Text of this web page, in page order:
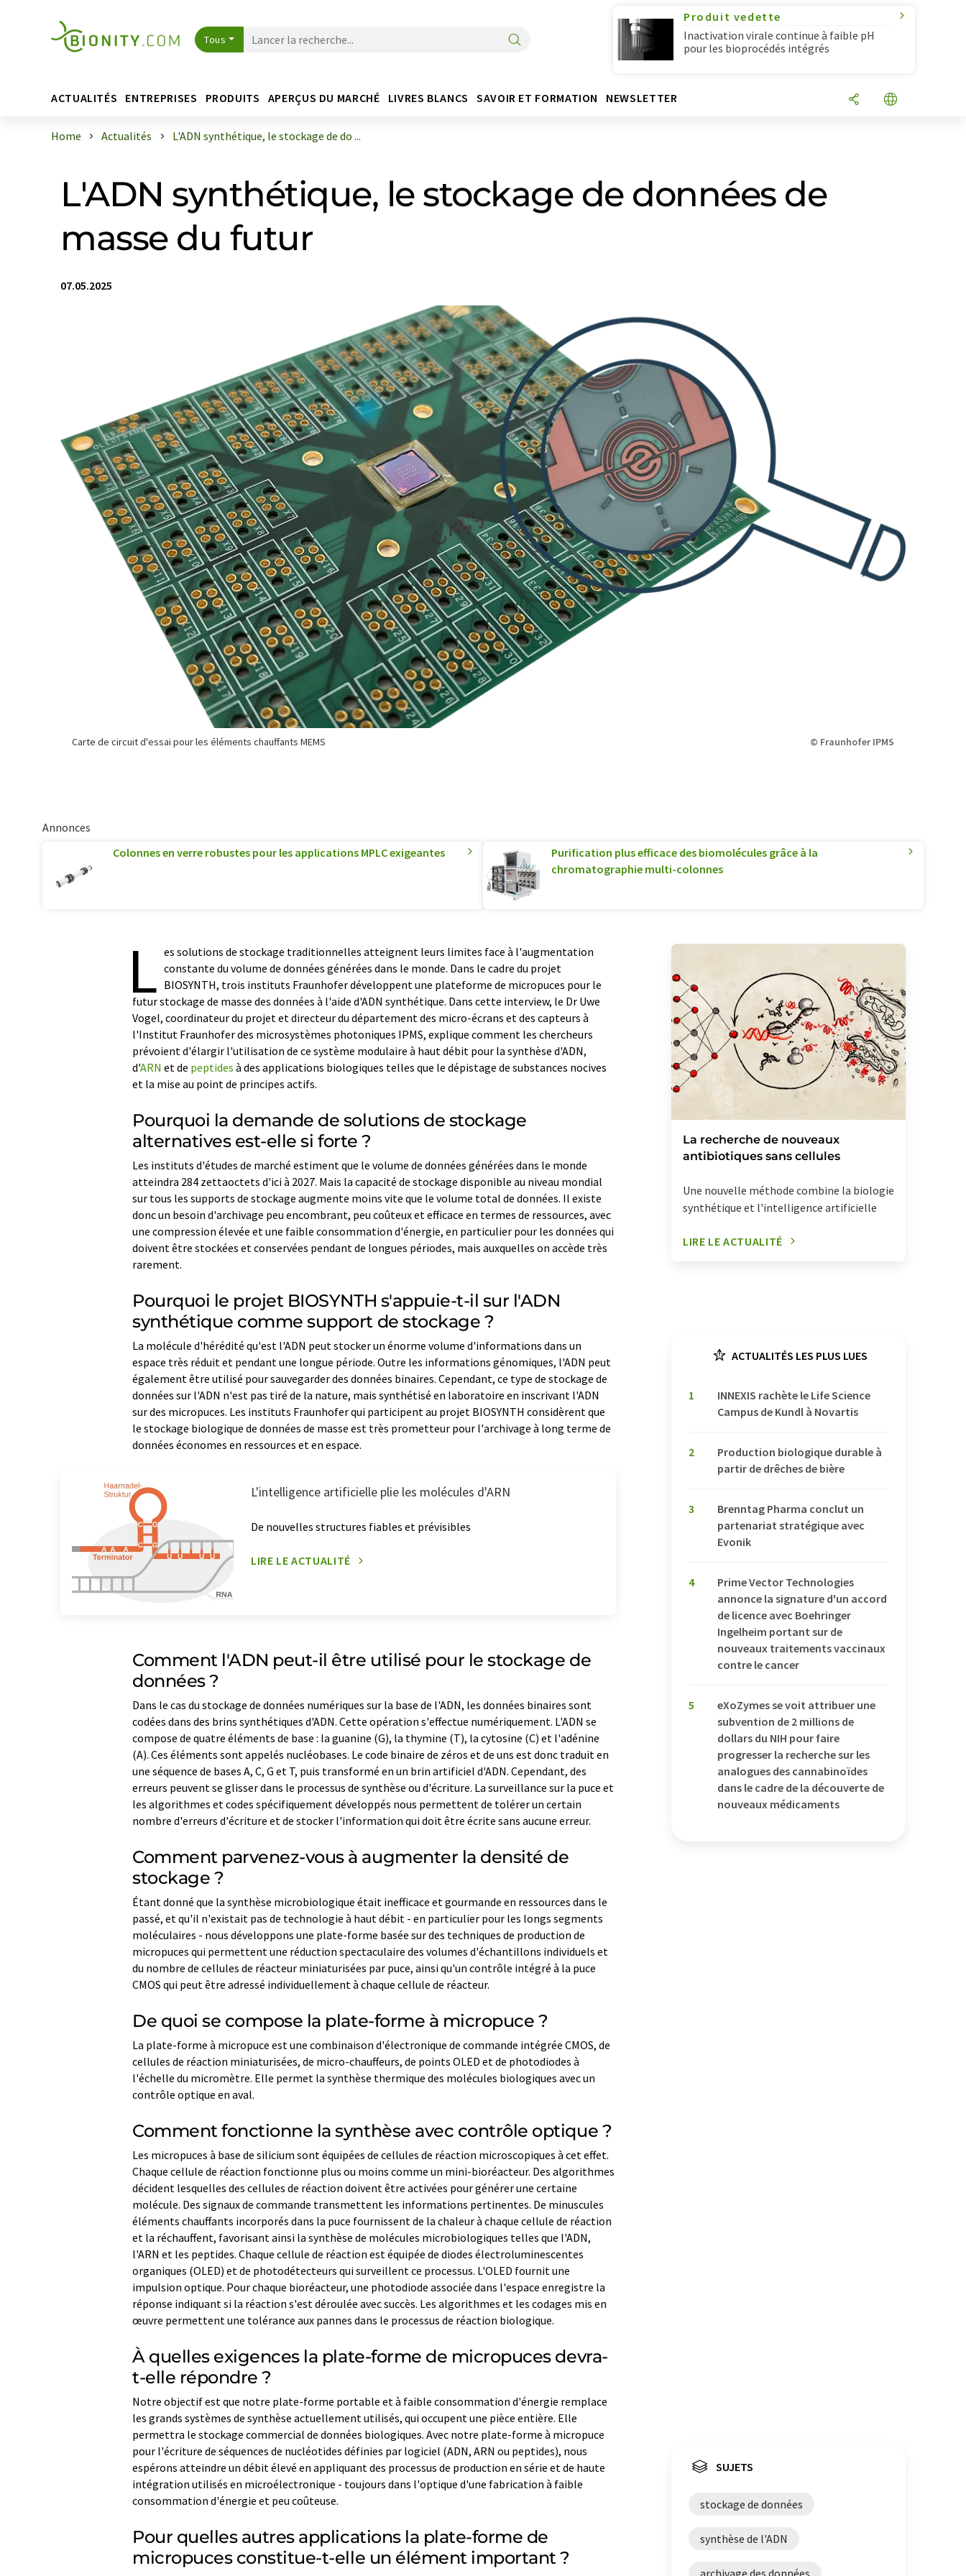
Tous
Produit vedette
Inactivation virale continue à faible pH
pour les bioprocédés intégrés
ACTUALITÉS ENTREPRISES PRODUITS APERÇUS DU MARCHÉ LIVRES BLANCS SAVOIR ET FORMATION NEWSLETTER
Home Actualités L'ADN synthétique, le stockage de do ...
L'ADN synthétique, le stockage de données de
masse du futur
07.05.2025
Carte de circuit d'essai pour les éléments chauffants MEMS © Fraunhofer IPMS
Annonces
Colonnes en verre robustes pour les applications MPLC exigeantes
Purification plus efficace des biomolécules grâce à la
chromatographie multi-colonnes
L es solutions de stockage traditionnelles atteignent leurs limites face à l'augmentation
constante du volume de données générées dans le monde. Dans le cadre du projet
BIOSYNTH, trois instituts Fraunhofer développent une plateforme de micropuces pour le
futur stockage de masse des données à l'aide d'ADN synthétique. Dans cette interview, le Dr Uwe
Vogel, coordinateur du projet et directeur du département des micro-écrans et des capteurs à
l'Institut Fraunhofer des microsystèmes photoniques IPMS, explique comment les chercheurs
prévoient d'élargir l'utilisation de ce système modulaire à haut débit pour la synthèse d'ADN,
d'ARN et de peptides à des applications biologiques telles que le dépistage de substances nocives
et la mise au point de principes actifs.
Pourquoi la demande de solutions de stockage
alternatives est-elle si forte ?
Les instituts d'études de marché estiment que le volume de données générées dans le monde
atteindra 284 zettaoctets d'ici à 2027. Mais la capacité de stockage disponible au niveau mondial
sur tous les supports de stockage augmente moins vite que le volume total de données. Il existe
donc un besoin d'archivage peu encombrant, peu coûteux et efficace en termes de ressources, avec
une compression élevée et une faible consommation d'énergie, en particulier pour les données qui
doivent être stockées et conservées pendant de longues périodes, mais auxquelles on accède très
rarement.
Pourquoi le projet BIOSYNTH s'appuie-t-il sur l'ADN
synthétique comme support de stockage ?
La molécule d'hérédité qu'est l'ADN peut stocker un énorme volume d'informations dans un
espace très réduit et pendant une longue période. Outre les informations génomiques, l'ADN peut
également être utilisé pour sauvegarder des données binaires. Cependant, ce type de stockage de
données sur l'ADN n'est pas tiré de la nature, mais synthétisé en laboratoire en inscrivant l'ADN
sur des micropuces. Les instituts Fraunhofer qui participent au projet BIOSYNTH considèrent que
le stockage biologique de données de masse est très prometteur pour l'archivage à long terme de
données économes en ressources et en espace.
L'intelligence artificielle plie les molécules d'ARN
De nouvelles structures fiables et prévisibles
LIRE LE ACTUALITÉ
Comment l'ADN peut-il être utilisé pour le stockage de
données ?
Dans le cas du stockage de données numériques sur la base de l'ADN, les données binaires sont
codées dans des brins synthétiques d'ADN. Cette opération s'effectue numériquement. L'ADN se
compose de quatre éléments de base : la guanine (G), la thymine (T), la cytosine (C) et l'adénine
(A). Ces éléments sont appelés nucléobases. Le code binaire de zéros et de uns est donc traduit en
une séquence de bases A, C, G et T, puis transformé en un brin artificiel d'ADN. Cependant, des
erreurs peuvent se glisser dans le processus de synthèse ou d'écriture. La surveillance sur la puce et
les algorithmes et codes spécifiquement développés nous permettent de tolérer un certain
nombre d'erreurs d'écriture et de stocker l'information qui doit être écrite sans aucune erreur.
Comment parvenez-vous à augmenter la densité de
stockage ?
Étant donné que la synthèse microbiologique était inefficace et gourmande en ressources dans le
passé, et qu'il n'existait pas de technologie à haut débit - en particulier pour les longs segments
moléculaires - nous développons une plate-forme basée sur des techniques de production de
micropuces qui permettent une réduction spectaculaire des volumes d'échantillons individuels et
du nombre de cellules de réacteur miniaturisées par puce, ainsi qu'un contrôle intégré à la puce
CMOS qui peut être adressé individuellement à chaque cellule de réacteur.
De quoi se compose la plate-forme à micropuce ?
La plate-forme à micropuce est une combinaison d'électronique de commande intégrée CMOS, de
cellules de réaction miniaturisées, de micro-chauffeurs, de points OLED et de photodiodes à
l'échelle du micromètre. Elle permet la synthèse thermique des molécules biologiques avec un
contrôle optique en aval.
Comment fonctionne la synthèse avec contrôle optique ?
Les micropuces à base de silicium sont équipées de cellules de réaction microscopiques à cet effet.
Chaque cellule de réaction fonctionne plus ou moins comme un mini-bioréacteur. Des algorithmes
décident lesquelles des cellules de réaction doivent être activées pour générer une certaine
molécule. Des signaux de commande transmettent les informations pertinentes. De minuscules
éléments chauffants incorporés dans la puce fournissent de la chaleur à chaque cellule de réaction
et la réchauffent, favorisant ainsi la synthèse de molécules microbiologiques telles que l'ADN,
l'ARN et les peptides. Chaque cellule de réaction est équipée de diodes électroluminescentes
organiques (OLED) et de photodétecteurs qui surveillent ce processus. L'OLED fournit une
impulsion optique. Pour chaque bioréacteur, une photodiode associée dans l'espace enregistre la
réponse indiquant si la réaction s'est déroulée avec succès. Les algorithmes et les codages mis en
œuvre permettent une tolérance aux pannes dans le processus de réaction biologique.
À quelles exigences la plate-forme de micropuces devra-
t-elle répondre ?
Notre objectif est que notre plate-forme portable et à faible consommation d'énergie remplace
les grands systèmes de synthèse actuellement utilisés, qui occupent une pièce entière. Elle
permettra le stockage commercial de données biologiques. Avec notre plate-forme à micropuce
pour l'écriture de séquences de nucléotides définies par logiciel (ADN, ARN ou peptides), nous
espérons atteindre un débit élevé en appliquant des processus de production en série et de haute
intégration utilisés en microélectronique - toujours dans l'optique d'une fabrication à faible
consommation d'énergie et peu coûteuse.
Pour quelles autres applications la plate-forme de
micropuces constitue-t-elle un élément important ?
La recherche de nouveaux
antibiotiques sans cellules
Une nouvelle méthode combine la biologie
synthétique et l'intelligence artificielle
LIRE LE ACTUALITÉ
ACTUALITÉS LES PLUS LUES
1
INNEXIS rachète le Life Science
Campus de Kundl à Novartis
2
Production biologique durable à
partir de drêches de bière
3
Brenntag Pharma conclut un
partenariat stratégique avec
Evonik
4
Prime Vector Technologies
annonce la signature d'un accord
de licence avec Boehringer
Ingelheim portant sur de
nouveaux traitements vaccinaux
contre le cancer
5
eXoZymes se voit attribuer une
subvention de 2 millions de
dollars du NIH pour faire
progresser la recherche sur les
analogues des cannabinoïdes
dans le cadre de la découverte de
nouveaux médicaments
SUJETS
stockage de données
synthèse de l'ADN
archivage des données